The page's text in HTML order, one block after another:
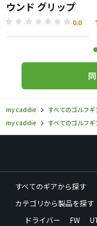
ウンド グリップ
0.0
my caddie すべてのゴルフギ
my caddie
すべてのゴルフギ
すべてのギアから探す
カテゴリから製品を探す
ドライバー
FW